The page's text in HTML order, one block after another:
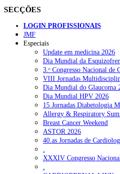
SECÇÕES
LOGIN PROFISSIONAIS
JMF
Especiais
Update em medicina 2026
Dia Mundial da
3.ᵒ Congresso Nacional de
VIII Jornadas
Dia Mundial do Glaucoma
Dia Mundial HPV 2026
15 Jornadas Diabetologia
Allergy & Respiratory
Breast Cancer Weekend
ASTOR 2026
40.as Jornadas de
.
XXXIV Congresso
.